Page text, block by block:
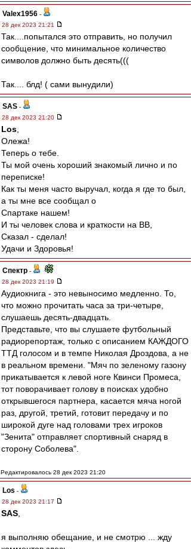
Valex1956 -
28 дек 2023 21:21
Так....попытался это отправить, но получил
сообщение, что минимальное количество
символов должно быть десять(((
Так.... блд! ( сами вынудили)
SAS -
28 дек 2023 21:20
Los
Олежа!
Теперь о тебе.
Ты мой очень хороший знакомый лично и по
переписке!
Как ты меня часто выручал, когда я где то был,
а ты мне все сообщал о
Спартаке нашем!
И ты человек слова и краткости на ВВ,
Сказал - сделал!
Удачи и Здоровья!
Спектр -
28 дек 2023 21:19
Аудиокнига - это невыносимо медленно. То,
что можно прочитать часа за три-четыре,
слушаешь десять-двадцать.
Представьте, что вы слушаете футбольный
радиорепортаж, только с описанием КАЖДОГО
ТТД голосом и в темпе Николая Дроздова, а не
в реальном времени. "Мяч по зеленому газону
прикатывается к левой ноге Квинси Промеса,
тот поворачивает голову в поисках удобно
открывшегося партнера, касается мяча ногой
раз, другой, третий, готовит передачу и по
широкой дуге над головами трех игроков
"Зенита" отправляет спортивный снаряд в
сторону Соболева".
Редактировалось 28 дек 2023 21:20
Los -
28 дек 2023 21:17
SAS
я выполняю обещание, и не смотрю ... жду